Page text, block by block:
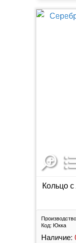
Кольцо
Код: Юкка
Наличие: